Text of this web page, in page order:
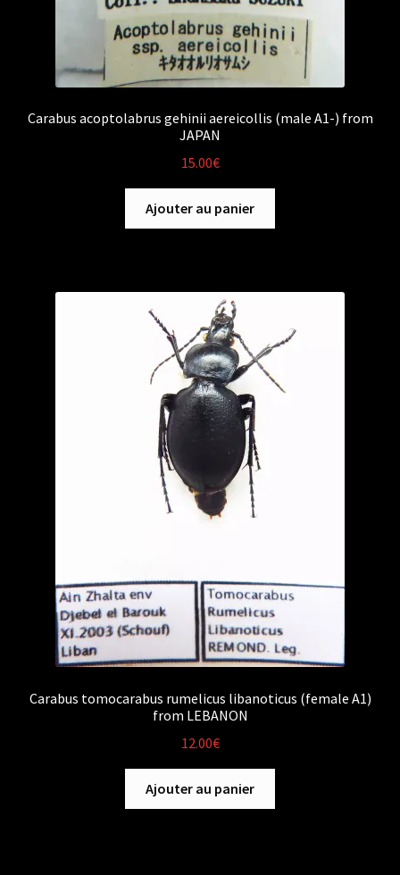
Carabus acoptolabrus gehinii aereicollis (male A1-) from
JAPAN
15.00€
Ajouter au panier
Carabus tomocarabus rumelicus libanoticus (female A1)
from LEBANON
12.00€
Ajouter au panier